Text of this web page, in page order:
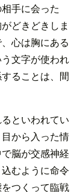
手に会った
どきどきしま
心は胸にある
文字が使われ
ることは、間
といわれてい
から入った情
脳が交感神経
むように命令
つくって臨戦